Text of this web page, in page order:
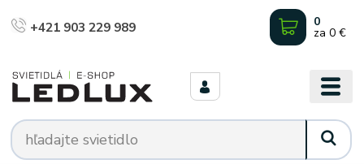
+421 903 229 989 0
za 0 €